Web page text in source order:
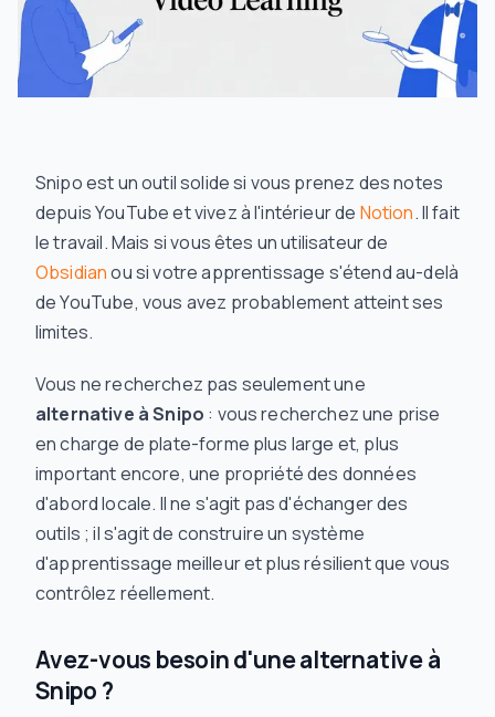
Snipo est un outil solide si vous prenez des notes
depuis YouTube et vivez à l'intérieur de Notion. Il fait
le travail. Mais si vous êtes un utilisateur de
Obsidianou si votre apprentissage s'étend au-delà
de YouTube, vous avez probablement atteint ses
limites.
Vous ne recherchez pas seulement une
alternative à Snipo : vous recherchez une prise
en charge de plate-forme plus large et, plus
important encore, une propriété des données
d'abord locale. Il ne s'agit pas d'échanger des
outils ; il s'agit de construire un système
d'apprentissage meilleur et plus résilient que vous
contrôlez réellement.
Avez-vous besoin d'une alternative à
Snipo ?